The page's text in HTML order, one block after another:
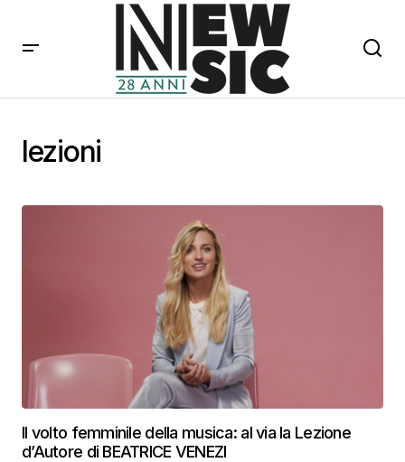
lezioni
Il volto femminile della musica: al via la Lezione
d’Autore di BEATRICE VENEZI